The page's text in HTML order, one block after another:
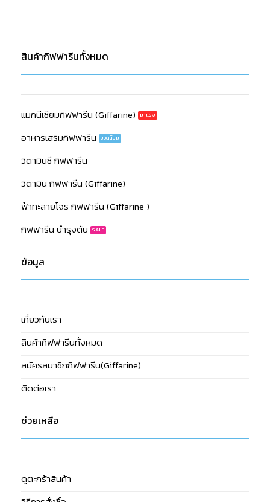
สินค้ากิฟฟารีนทั้งหมด
แมกนีเซียมกิฟฟารีน (Giffarine)
อาหารเสริมกิฟฟารีน
วิตามินซี กิฟฟารีน
วิตามิน กิฟฟารีน (Giffarine)
ฟ้าทะลายโจร กิฟฟารีน (Giffarine )
กิฟฟารีน บำรุงตับ
ข้อมูล
เกี่ยวกับเรา
สินค้ากิฟฟารีนทั้งหมด
สมัครสมาชิกกิฟฟารีน(Giffarine)
ติดต่อเรา
ช่วยเหลือ
ดูตะกร้าสินค้า